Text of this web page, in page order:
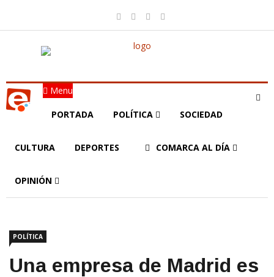
Menu
PORTADA POLÍTICA SOCIEDAD
CULTURA DEPORTES COMARCA AL DÍA
OPINIÓN
POLÍTICA
Una empresa de Madrid es